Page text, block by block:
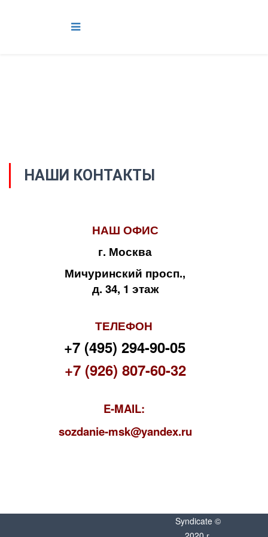
НАШИ КОНТАКТЫ
НАШ ОФИС
г. Москва
Мичуринский просп.,
д. 34, 1 этаж
ТЕЛЕФОН
+7 (495) 294-90-05
+7 (926) 807-60-32
E-MAIL:
sozdanie-msk@yandex.ru
Syndicate ©